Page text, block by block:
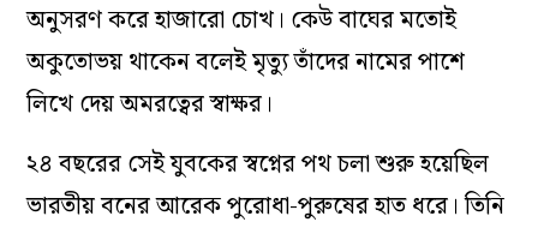
অনুসরণ করে হাজারো চোখ। কেউ বাঘের মতোই
অকুতোভয় থাকেন বলেই মৃত্যু তাঁদের নামের পাশে
লিখে দেয় অমরত্বের স্বাক্ষর।
২৪ বছরের সেই যুবকের স্বপ্নের পথ চলা শুরু হয়েছিল
ভারতীয় বনের আরেক পুরোধা-পুরুষের হাত ধরে। তিনি